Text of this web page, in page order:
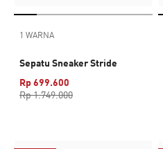
1 WARNA
Sepatu Sneaker Stride
Rp 699.600
Rp 1.749.000